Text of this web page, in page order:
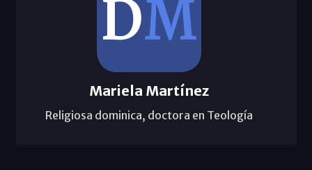
Mariela Martínez
Religiosa dominica, doctora en Teología